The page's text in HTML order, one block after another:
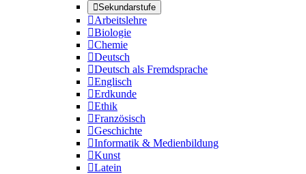
Sekundarstufe
Arbeitslehre
Biologie
Chemie
Deutsch
Deutsch als Fremdsprache
Englisch
Erdkunde
Ethik
Französisch
Geschichte
Informatik & Medienbildung
Kunst
Latein